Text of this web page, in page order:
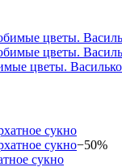
цветы.
−50%
сукно